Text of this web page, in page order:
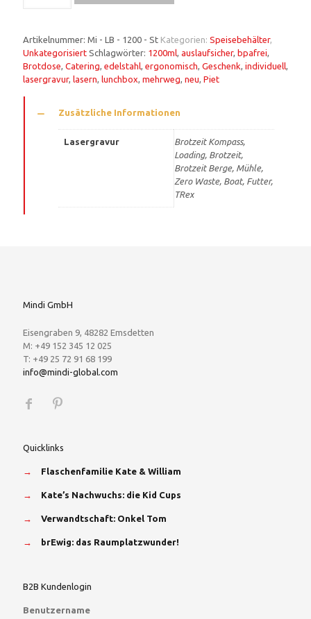
Artikelnummer: Mi - LB - 1200 - St Kategorien: Speisebehälter,
Unkategorisiert Schlagwörter: 1200ml auslaufsicher, bpafrei
Brotdose Catering edelstahl ergonomisch Geschenk individuell
lasergravur, lasern lunchbox mehrweg neu Piet
Zusätzliche Informationen
Lasergravur
Brotzeit Kompass,
Loading, Brotzeit,
Brotzeit Berge, Mühle,
Zero Waste, Boat, Futter,
TRex
Mindi GmbH
Eisengraben 9, 48282 Emsdetten
M: +49 152 345 12 025
T: +49 25 72 91 68 199
info@mindi-global.com
Quicklinks
→ Flaschenfamilie Kate & William
→ Kate’s Nachwuchs: die Kid Cups
→ Verwandtschaft: Onkel Tom
→ brEwig: das Raumplatzwunder!
B2B Kundenlogin
Benutzername